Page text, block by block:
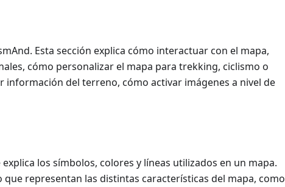
Esta sección explica cómo interactuar con el mapa,
cómo personalizar el mapa para trekking, ciclismo o
del terreno, cómo activar imágenes a nivel de
los símbolos, colores y líneas utilizados en un mapa.
representan las distintas características del mapa, como